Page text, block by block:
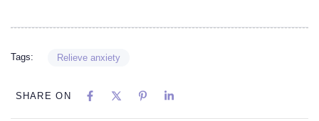
Tags: Relieve anxiety
SHARE ON